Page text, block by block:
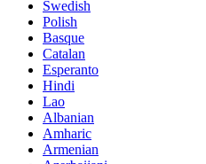
Swedish
Polish
Basque
Catalan
Esperanto
Hindi
Lao
Albanian
Amharic
Armenian